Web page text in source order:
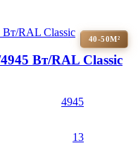
40-50М²
Вт/RAL Classic
4945
13